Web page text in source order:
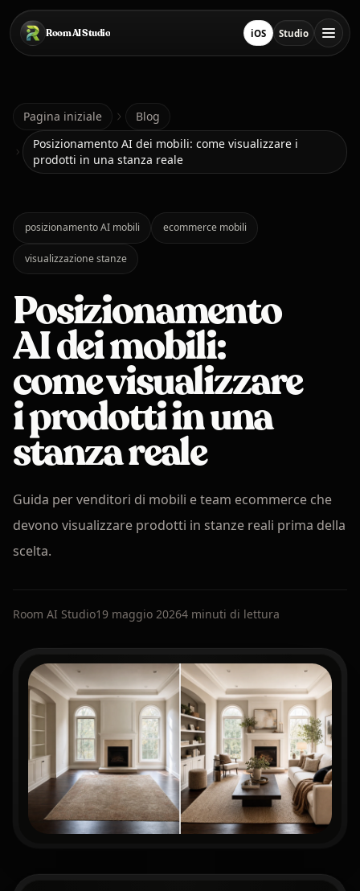
Salta al contenuto principale
Room AI Studio
Pagina iniziale iOSScarica su App Store
StudioApri Studio
Room AI Studio
LinguaItaliano
Pagina iniziale
Blog
Posizionamento AI dei mobili: come visualizzare i
prodotti in una stanza reale
posizionamento AI mobili ecommerce mobili
visualizzazione stanze
Posizionamento
AI dei mobili:
come visualizzare
i prodotti in una
stanza reale
Guida per venditori di mobili e team ecommerce che
devono visualizzare prodotti in stanze reali prima della
scelta.
Room AI Studio19 maggio 20264 minuti di lettura